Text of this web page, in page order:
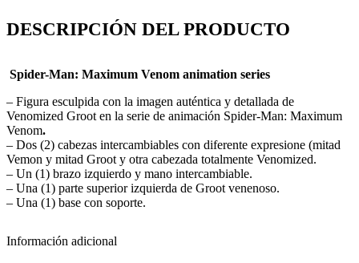
DESCRIPCIÓN DEL PRODUCTO
Spider-Man: Maximum Venom animation series
– Figura esculpida con la imagen auténtica y detallada de
Venomized Groot en la serie de animación Spider-Man: Maximum
Venom.
– Dos (2) cabezas intercambiables con diferente expresione (mitad
Vemon y mitad Groot y otra cabezada totalmente Venomized.
– Un (1) brazo izquierdo y mano intercambiable.
– Una (1) parte superior izquierda de Groot venenoso.
– Una (1) base con soporte.
Información adicional